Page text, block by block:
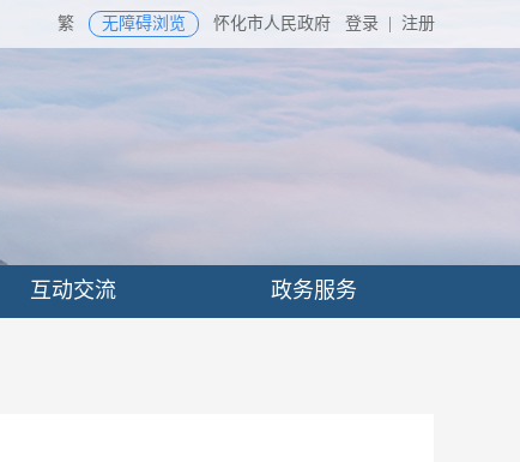
繁 无障碍浏览 怀化市人民政府 登录 注册
互动交流 政务服务